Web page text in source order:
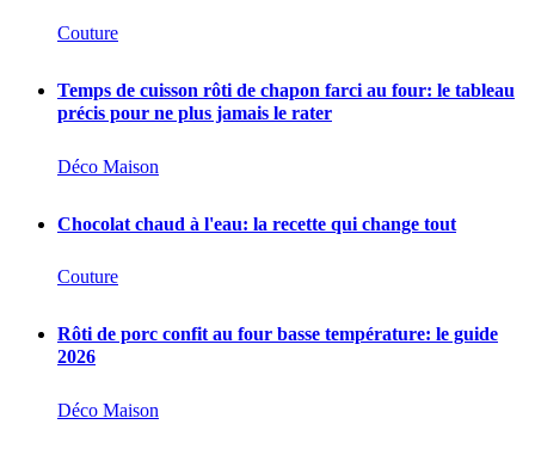
Couture
Temps de cuisson rôti de chapon farci au four: le tableau
précis pour ne plus jamais le rater
Déco Maison
Chocolat chaud à l'eau: la recette qui change tout
Couture
Rôti de porc confit au four basse température: le guide
2026
Déco Maison